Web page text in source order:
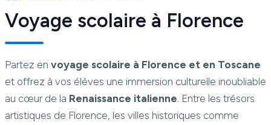
Voyage scolaire à Florence
Partez en voyage scolaire à Florence et en Toscane
et offrez à vos élèves une immersion culturelle inoubliable
au cœur de la Renaissance italienne. Entre les trésors
artistiques de Florence, les villes historiques comme